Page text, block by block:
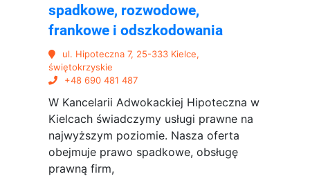
spadkowe, rozwodowe,
frankowe i odszkodowania
ul. Hipoteczna 7, 25-333 Kielce,
świętokrzyskie
+48 690 481 487
W Kancelarii Adwokackiej Hipoteczna w
Kielcach świadczymy usługi prawne na
najwyższym poziomie. Nasza oferta
obejmuje prawo spadkowe, obsługę
prawną firm,